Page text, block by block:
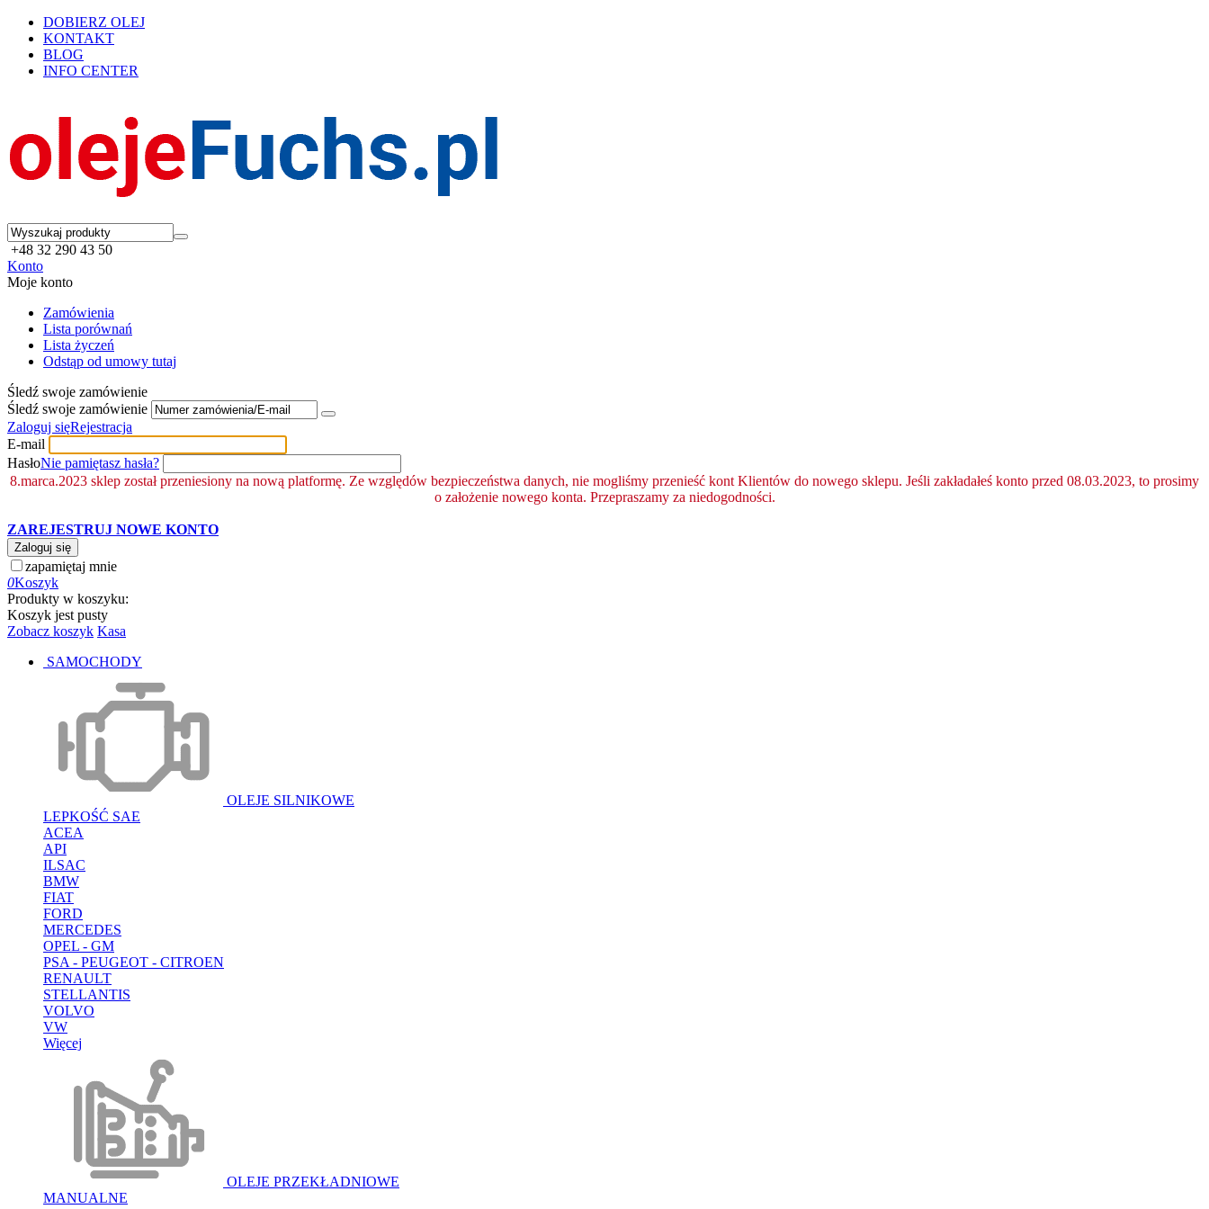
DOBIERZ OLEJ
KONTAKT
BLOG
INFO CENTER
+48 32 290 43 50
Konto
Moje konto
Zamówienia
Lista porównań
Lista życzeń
Odstąp od umowy tutaj
Śledź swoje zamówienie
Śledź swoje zamówienie
Zaloguj sięRejestracja
E-mail
HasłoNie pamiętasz hasła?
8.marca.2023 sklep został przeniesiony na nową platformę. Ze względów bezpieczeństwa danych, nie mogliśmy przenieść kont Klientów do nowego sklepu. Jeśli zakładałeś konto przed 08.03.2023, to prosimy
o założenie nowego konta. Przepraszamy za niedogodności.
ZAREJESTRUJ NOWE KONTO
Zaloguj się
zapamiętaj mnie
0Koszyk
Produkty w koszyku:
Koszyk jest pusty
Zobacz koszyk Kasa
SAMOCHODY
OLEJE SILNIKOWE
LEPKOŚĆ SAE
ACEA
API
ILSAC
BMW
FIAT
FORD
MERCEDES
OPEL - GM
PSA - PEUGEOT - CITROEN
RENAULT
STELLANTIS
VOLVO
VW
Więcej
OLEJE PRZEKŁADNIOWE
MANUALNE